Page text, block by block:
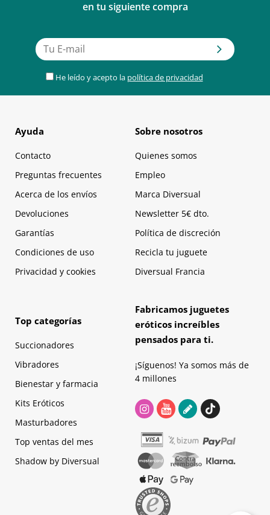
en tu siguiente compra
He leído y acepto la política de privacidad
Ayuda
Contacto
Preguntas frecuentes
Acerca de los envíos
Devoluciones
Garantías
Condiciones de uso
Privacidad y cookies
Sobre nosotros
Quienes somos
Empleo
Marca Diversual
Newsletter 5€ dto.
Política de discreción
Recicla tu juguete
Diversual Francia
Top categorías
Succionadores
Vibradores
Bienestar y farmacia
Kits Eróticos
Masturbadores
Top ventas del mes
Shadow by Diversual
Fabricamos juguetes
eróticos increíbles
pensados para ti.
¡Síguenos! Ya somos más de
4 millones